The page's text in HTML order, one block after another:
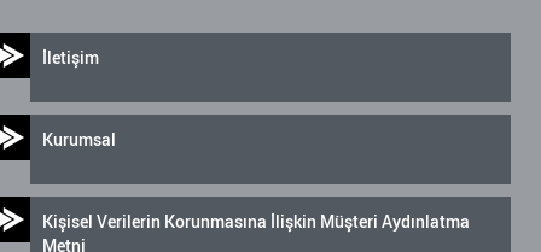
İletişim
Kurumsal
Kişisel Verilerin Korunmasına İlişkin Müşteri Aydınlatma
Metni